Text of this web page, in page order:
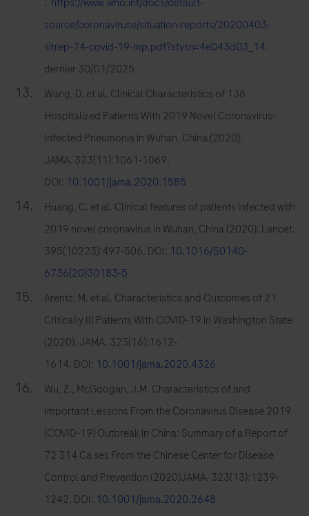
source/coronaviruse/situation-reports/20200403-
sitrep-74-covid-19-mp.pdf?sfvsn=4e043d03_14.
dernier 30/01/2025
Wang, D. et al. Clinical Characteristics of 138
Hospitalized Patients With 2019 Novel Coronavirus-
Infected Pneumonia in Wuhan, China (2020).
JAMA. 323(11):1061-1069.
DOI: 10.1001/jama.2020.1585
Huang, C. et al. Clinical features of patients infected with
2019 novel coronavirus in Wuhan, China (2020). Lancet.
395(10223):497-506. DOI: 10.1016/S0140-
6736(20)30183-5
Arentz, M. et al. Characteristics and Outcomes of 21
Critically Ill Patients With COVID-19 in Washington State
(2020). JAMA. 323(16):1612-
1614. DOI: 10.1001/jama.2020.4326
Wu, Z., McGoogan, J.M. Characteristics of and
Important Lessons From the Coronavirus Disease 2019
(COVID-19) Outbreak in China: Summary of a Report of
72 314 Ca ses From the Chinese Center for Disease
Control and Prevention (2020)JAMA. 323(13):1239-
1242. DOI: 10.1001/jama.2020.2648